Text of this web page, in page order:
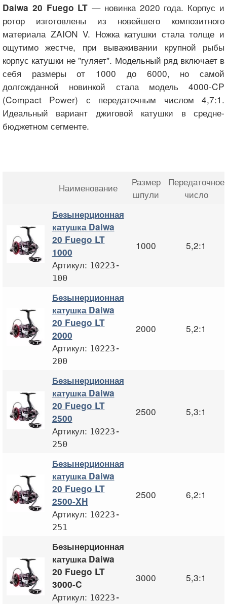
Daiwa 20 Fuego LT — новинка 2020 года. Корпус и
ротор изготовлены из новейшего композитного
материала ZAION V. Ножка катушки стала толще и
ощутимо жестче, при вываживании крупной рыбы
корпус катушки не "гуляет". Модельный ряд включает в
себя размеры от 1000 до 6000, но самой
долгожданной новинкой стала модель 4000-CP
(Compact Power) с передаточным числом 4,7:1.
Идеальный вариант джиговой катушки в средне-
бюджетном сегменте.
Наименование
Размер
шпули
Передаточное
число
Безынерционная
катушка Daiwa
20 Fuego LT
1000
Артикул: 10223-
100
1000 5,2:1
Безынерционная
катушка Daiwa
20 Fuego LT
2000
Артикул: 10223-
200
2000 5,2:1
Безынерционная
катушка Daiwa
20 Fuego LT
2500
Артикул: 10223-
250
2500 5,3:1
Безынерционная
катушка Daiwa
20 Fuego LT
2500-XH
Артикул: 10223-
251
2500 6,2:1
Безынерционная
катушка Daiwa
20 Fuego LT
3000-C
Артикул: 10223-
3000 5,3:1